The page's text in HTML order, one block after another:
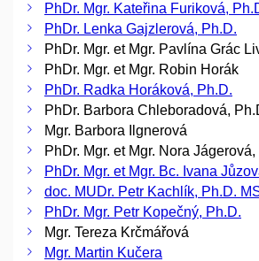
PhDr. Mgr. Kateřina Furiková,
PhDr. Lenka Gajzlerová, Ph.D.
PhDr. Mgr. et Mgr. Pavlína Grác
PhDr. Mgr. et Mgr. Robin Horák
PhDr. Radka Horáková, Ph.D.
PhDr. Barbora Chleboradová,
Mgr. Barbora Ilgnerová
PhDr. Mgr. et Mgr. Nora Jágerová,
PhDr. Mgr. et Mgr. Bc. Ivana
doc. MUDr. Petr Kachlík, Ph.D.
PhDr. Mgr. Petr Kopečný, Ph.D.
Mgr. Tereza Krčmářová
Mgr. Martin Kučera